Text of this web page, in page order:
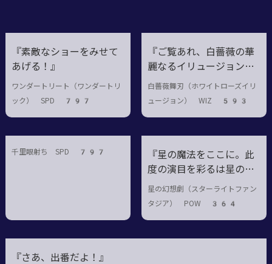
『素敵なショーをみせて
あげる！』
ワンダートリート（ワンダートリ
ック） SPD 797
『ご覧あれ、白薔薇の華
麗なるイリュージョン
を！』
白薔薇舞刃（ホワイトローズイリ
ュージョン） WIZ 593
千里眼射ち SPD 797
『星の魔法をここに。此
度の演目を彩るは星の輝
き！』
星の幻想劇（スターライトファン
タジア） POW 364
『さあ、出番だよ！』